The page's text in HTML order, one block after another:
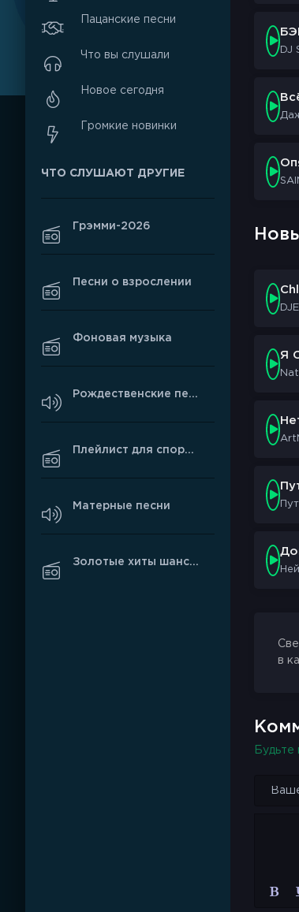
DJ
DJE
Я
в
Будьте
Пацанские песни
Что вы слушали
Новое сегодня
Громкие новинки
ЧТО СЛУШАЮТ ДРУГИЕ
Грэмми-2026
Песни о взрослении
Фоновая музыка
Рождественские песни
Плейлист для спортзала
Матерные песни
Золотые хиты шансона